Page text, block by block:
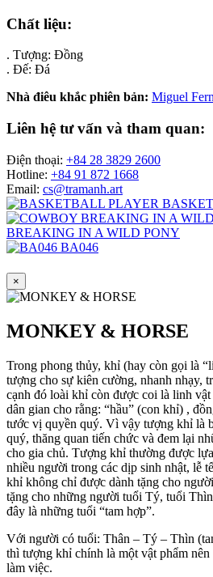
Chất liệu:
. Tượng: Đồng
. Đế: Đá
Nhà điêu khắc phiên bản: Miguel
Liên hệ tư vấn và tham quan:
Điện thoại: +84 28 3829 2600
Hotline: +84 91 872 1668
Email: cs@tramanh.art
BREAKING IN A WILD PONY
BA046
×
MONKEY & HORSE
Trong phong thủy, khỉ (hay còn gọi là
tượng cho sự kiên cường, nhanh nhạy,
cạnh đó loài khỉ còn được coi là linh
dân gian cho rằng: “hầu” (con khỉ) ,
tước vị quyền quý. Vì vậy tượng khỉ là
quý, thăng quan tiến chức và đem lại
cho gia chủ. Tượng khỉ thường được
nhiều người trong các dịp sinh nhật, lễ
khỉ không chỉ được dành tặng cho
tặng cho những người tuổi Tý, tuổi
đây là những tuổi “tam hợp”.
Với người có tuổi: Thân – Tý – Thìn
thì tượng khỉ chính là một vật phẩm
làm việc.